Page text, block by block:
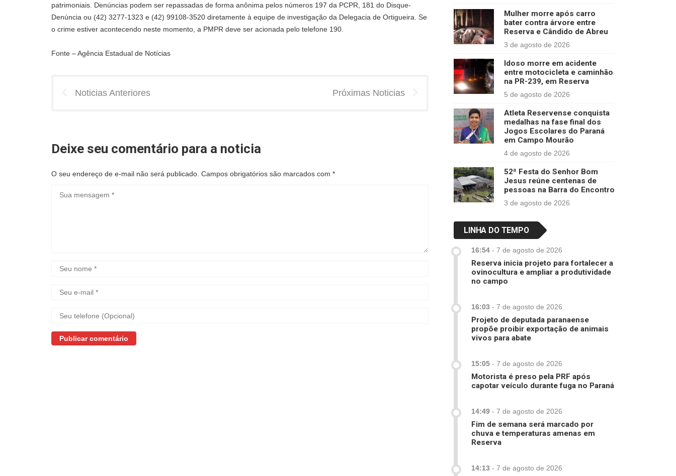
patrimoniais. Denúncias podem ser repassadas de forma anônima pelos números 197 da PCPR, 181 do Disque-
Denúncia ou (42) 3277-1323 e (42) 99108-3520 diretamente à equipe de investigação da Delegacia de Ortigueira. Se
o crime estiver acontecendo neste momento, a PMPR deve ser acionada pelo telefone 190.
Fonte – Agência Estadual de Notícias
Noticias Anteriores Próximas Noticias
Deixe seu comentário para a noticia
O seu endereço de e-mail não será publicado. Campos obrigatórios são marcados com *
Mulher morre após carro
bater contra árvore entre
Reserva e Cândido de Abreu
3 de agosto de 2026
Idoso morre em acidente
entre motocicleta e caminhão
na PR-239, em Reserva
5 de agosto de 2026
Atleta Reservense conquista
medalhas na fase final dos
Jogos Escolares do Paraná
em Campo Mourão
4 de agosto de 2026
52ª Festa do Senhor Bom
Jesus reúne centenas de
pessoas na Barra do Encontro
3 de agosto de 2026
LINHA DO TEMPO
16:54 - 7 de agosto de 2026
Reserva inicia projeto para fortalecer a
ovinocultura e ampliar a produtividade
no campo
16:03 - 7 de agosto de 2026
Projeto de deputada paranaense
propõe proibir exportação de animais
vivos para abate
15:05 - 7 de agosto de 2026
Motorista é preso pela PRF após
capotar veículo durante fuga no Paraná
14:49 - 7 de agosto de 2026
Fim de semana será marcado por
chuva e temperaturas amenas em
Reserva
14:13 - 7 de agosto de 2026